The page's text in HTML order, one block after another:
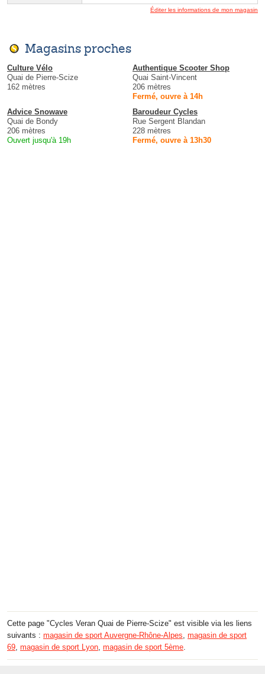
Éditer les informations de mon magasin
Magasins proches
Culture Vélo
Quai de Pierre-Scize
162 mètres
Authentique Scooter Shop
Quai Saint-Vincent
206 mètres
Fermé, ouvre à 14h
Advice Snowave
Quai de Bondy
206 mètres
Ouvert jusqu'à 19h
Baroudeur Cycles
Rue Sergent Blandan
228 mètres
Fermé, ouvre à 13h30
Cette page "Cycles Veran Quai de Pierre-Scize" est visible via les liens
suivants : magasin de sport Auvergne-Rhône-Alpes, magasin de sport
69, magasin de sport Lyon, magasin de sport 5ème.